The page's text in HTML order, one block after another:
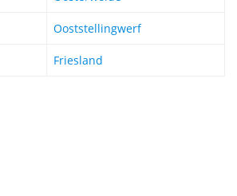
Ooststellingwerf
Friesland